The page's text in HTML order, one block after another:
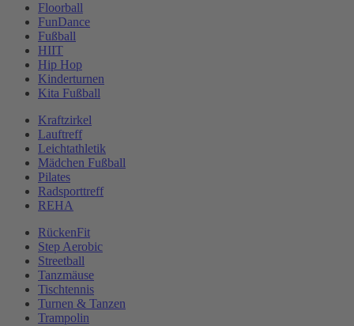
Floorball
FunDance
Fußball
HIIT
Hip Hop
Kinderturnen
Kita Fußball
Kraftzirkel
Lauftreff
Leichtathletik
Mädchen Fußball
Pilates
Radsporttreff
REHA
RückenFit
Step Aerobic
Streetball
Tanzmäuse
Tischtennis
Turnen & Tanzen
Trampolin